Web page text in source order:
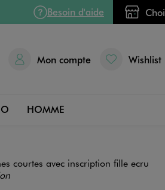
Besoin d'aide
Mon compte Wishlist
HOMME
courtes avec inscription fille ecru